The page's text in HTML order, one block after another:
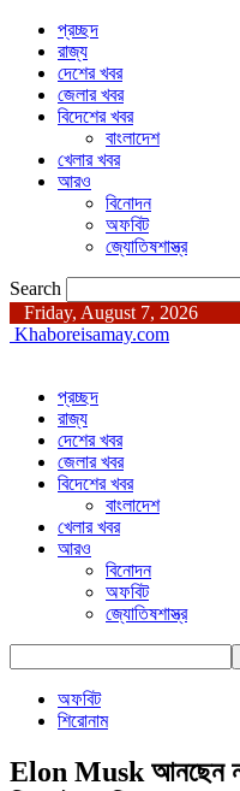
প্রচ্ছদ
রাজ্য
দেশের খবর
জেলার খবর
বিদেশের খবর
বাংলাদেশ
খেলার খবর
আরও
বিনোদন
অফবিট
জ্যোতিষশাস্ত্র
Search
Friday, August 7, 2026
Khaboreisamay.com
প্রচ্ছদ
রাজ্য
দেশের খবর
জেলার খবর
বিদেশের খবর
বাংলাদেশ
খেলার খবর
আরও
বিনোদন
অফবিট
জ্যোতিষশাস্ত্র
অফবিট
শিরোনাম
Elon Musk আনছেন